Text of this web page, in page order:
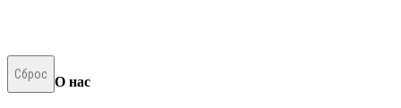
Сброс
О нас